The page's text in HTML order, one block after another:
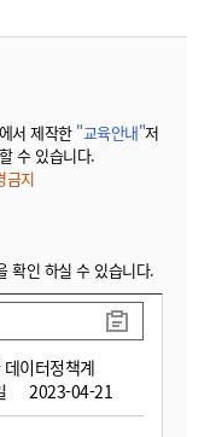
서 제작한 "교육안내"저
수 있습니다.
금지
확인 하실 수 있습니다.
이터정책계
2023-04-21